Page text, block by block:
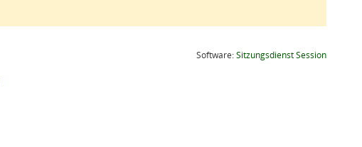
Software:SitzungsdienstSession(Wird in